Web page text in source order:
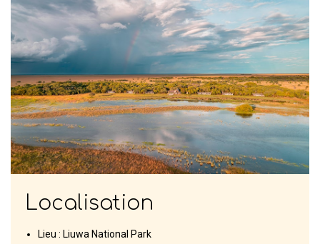
Localisation
Lieu : Liuwa National Park